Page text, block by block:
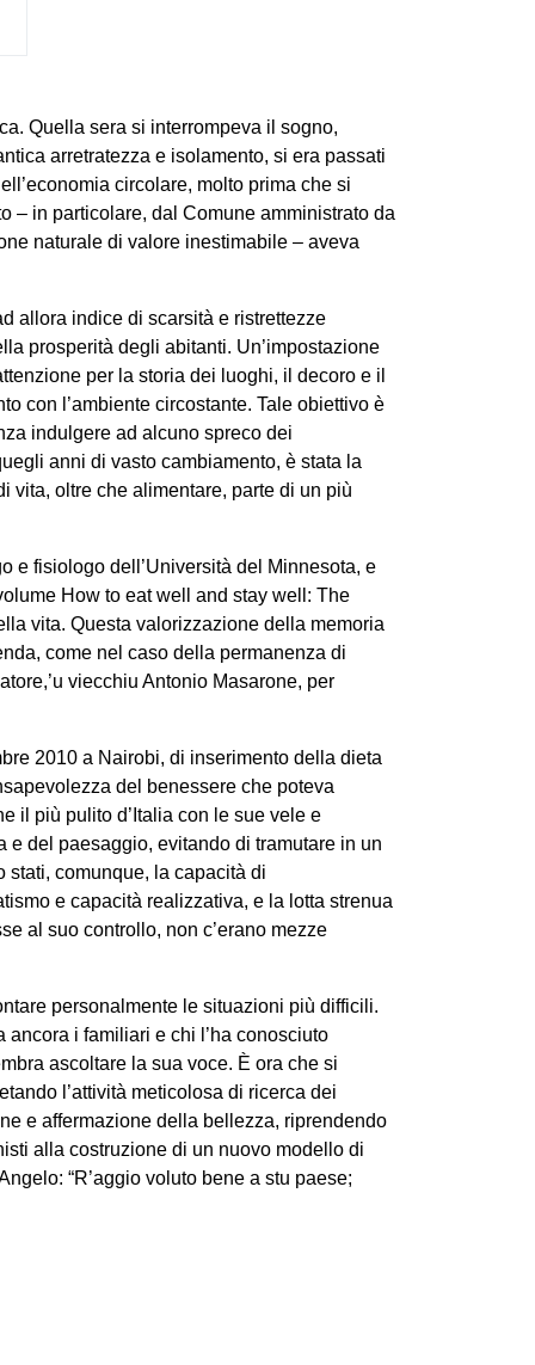
Quella sera si interrompeva il sogno,
arretratezza e isolamento, si era passati
circolare, molto prima che si
– in particolare, dal Comune amministrato da
naturale di valore inestimabile – aveva
allora indice di scarsità e ristrettezze
prosperità degli abitanti. Un’impostazione
per la storia dei luoghi, il decoro e il
con l’ambiente circostante. Tale obiettivo è
indulgere ad alcuno spreco dei
anni di vasto cambiamento, è stata la
vita, oltre che alimentare, parte di un più
e fisiologo dell’Università del Minnesota, e
How to eat well and stay well: The
vita. Questa valorizzazione della memoria
come nel caso della permanenza di
viecchiu Antonio Masarone, per
2010 a Nairobi, di inserimento della dieta
del benessere che poteva
il più pulito d’Italia con le sue vele e
del paesaggio, evitando di tramutare in un
comunque, la capacità di
e capacità realizzativa, e la lotta strenua
al suo controllo, non c’erano mezze
personalmente le situazioni più difficili.
i familiari e chi l’ha conosciuto
ascoltare la sua voce. È ora che si
l’attività meticolosa di ricerca dei
e affermazione della bellezza, riprendendo
alla costruzione di un nuovo modello di
“R’aggio voluto bene a stu paese;